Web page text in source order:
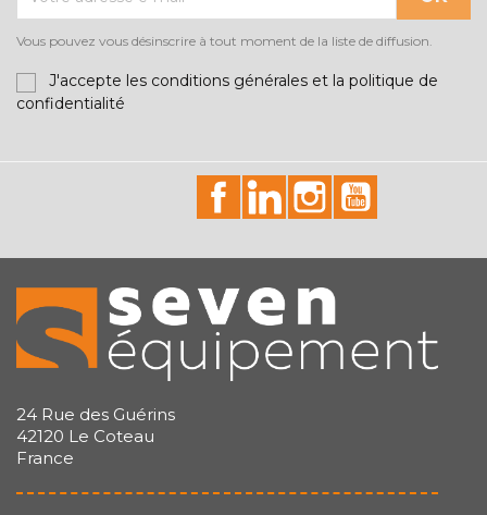
Vous pouvez vous désinscrire à tout moment de la liste de diffusion.
J'accepte les conditions générales et la politique de
confidentialité
id="facebook-social"
id="linkedin-social"
id="instagram-
24 Rue des Guérins
42120 Le Coteau
France